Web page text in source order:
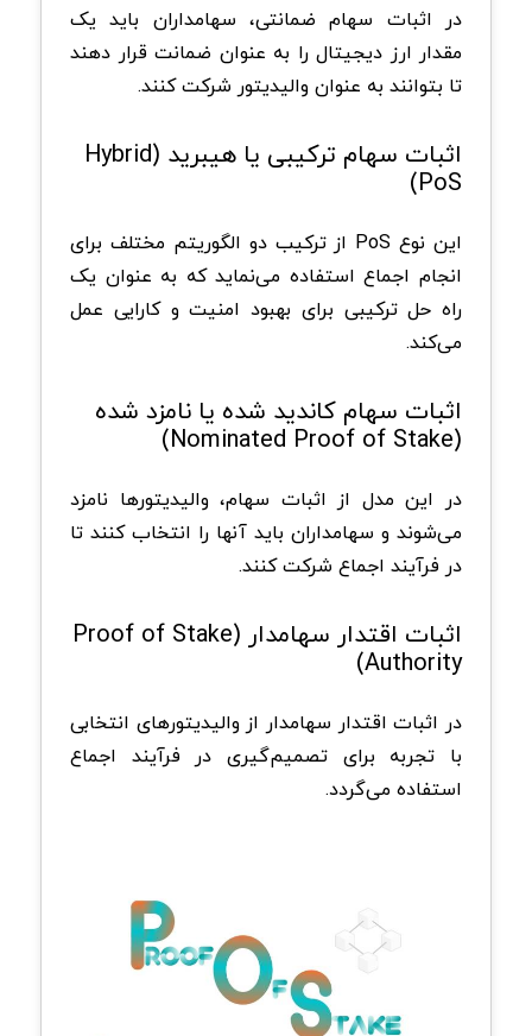
در اثبات سهام ضمانتی، سهامداران باید یک
مقدار ارز دیجیتال را به عنوان ضمانت قرار دهند
تا بتوانند به عنوان والیدیتور شرکت کنند.
اثبات سهام ترکیبی یا هیبرید (Hybrid
PoS)
این نوع PoS از ترکیب دو الگوریتم مختلف برای
انجام اجماع استفاده می‌نماید که به عنوان یک
راه‌ حل ترکیبی برای بهبود امنیت و کارایی عمل
می‌کند.
اثبات سهام کاندید شده یا نامزد شده
(Nominated Proof of Stake)
در این مدل از اثبات سهام، والیدیتورها نامزد
می‌شوند و سهامداران باید آنها را انتخاب کنند تا
در فرآیند اجماع شرکت کنند.
اثبات اقتدار سهامدار (Proof of Stake
Authority)
در اثبات اقتدار سهامدار از والیدیتورهای انتخابی
با تجربه برای تصمیم‌گیری در فرآیند اجماع
استفاده می‌گردد.